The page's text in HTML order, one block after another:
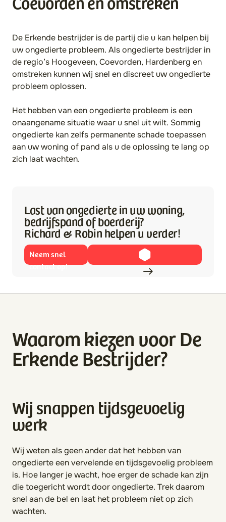
De Erkende bestrijder is de partij die u kan helpen bij
uw ongedierte probleem. Als ongedierte bestrijder in
de regio’s Hoogeveen, Coevorden, Hardenberg en
omstreken kunnen wij snel en discreet uw ongedierte
probleem oplossen.
Het hebben van een ongedierte probleem is een
onaangename situatie waar u snel uit wilt. Sommig
ongedierte kan zelfs permanente schade toepassen
aan uw woning of pand als u de oplossing te lang op
zich laat wachten.
Last van ongedierte in uw woning,
bedrijfspand of boerderij?
Richard & Robin helpen u verder!
Neem snel
contact op!
Waarom kiezen voor De
Erkende Bestrijder?
Wij snappen tijdsgevoelig
werk
Wij weten als geen ander dat het hebben van
ongedierte een vervelende en tijdsgevoelig probleem
is. Hoe langer je wacht, hoe erger de schade kan zijn
die toegericht wordt door ongedierte. Trek daarom
snel aan de bel en laat het probleem niet op zich
wachten.